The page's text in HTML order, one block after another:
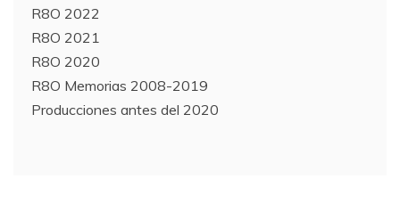
R8O 2022
R8O 2021
R8O 2020
R8O Memorias 2008-2019
Producciones antes del 2020